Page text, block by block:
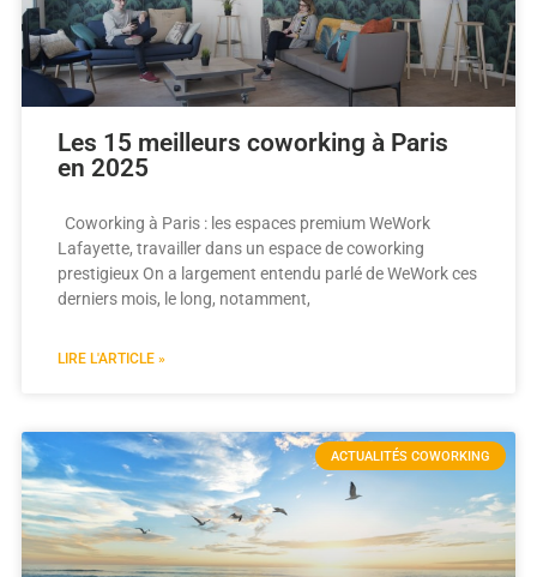
Les 15 meilleurs coworking à Paris
en 2025
Coworking à Paris : les espaces premium WeWork
Lafayette, travailler dans un espace de coworking
prestigieux On a largement entendu parlé de WeWork ces
derniers mois, le long, notamment,
LIRE L'ARTICLE »
ACTUALITÉS COWORKING